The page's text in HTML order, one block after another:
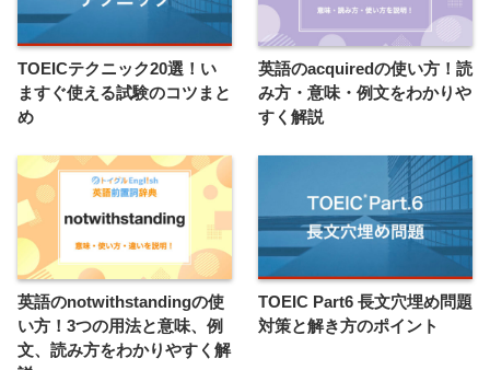
TOEICテクニック20選！い
ますぐ使える試験のコツまと
め
英語のacquiredの使い方！読
み方・意味・例文をわかりや
すく解説
英語のnotwithstandingの使
い方！3つの用法と意味、例
文、読み方をわかりやすく解
TOEIC Part6 長文穴埋め問題
対策と解き方のポイント